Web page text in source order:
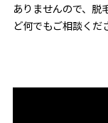
ありませんので、脱
ど何でもご相談くだ